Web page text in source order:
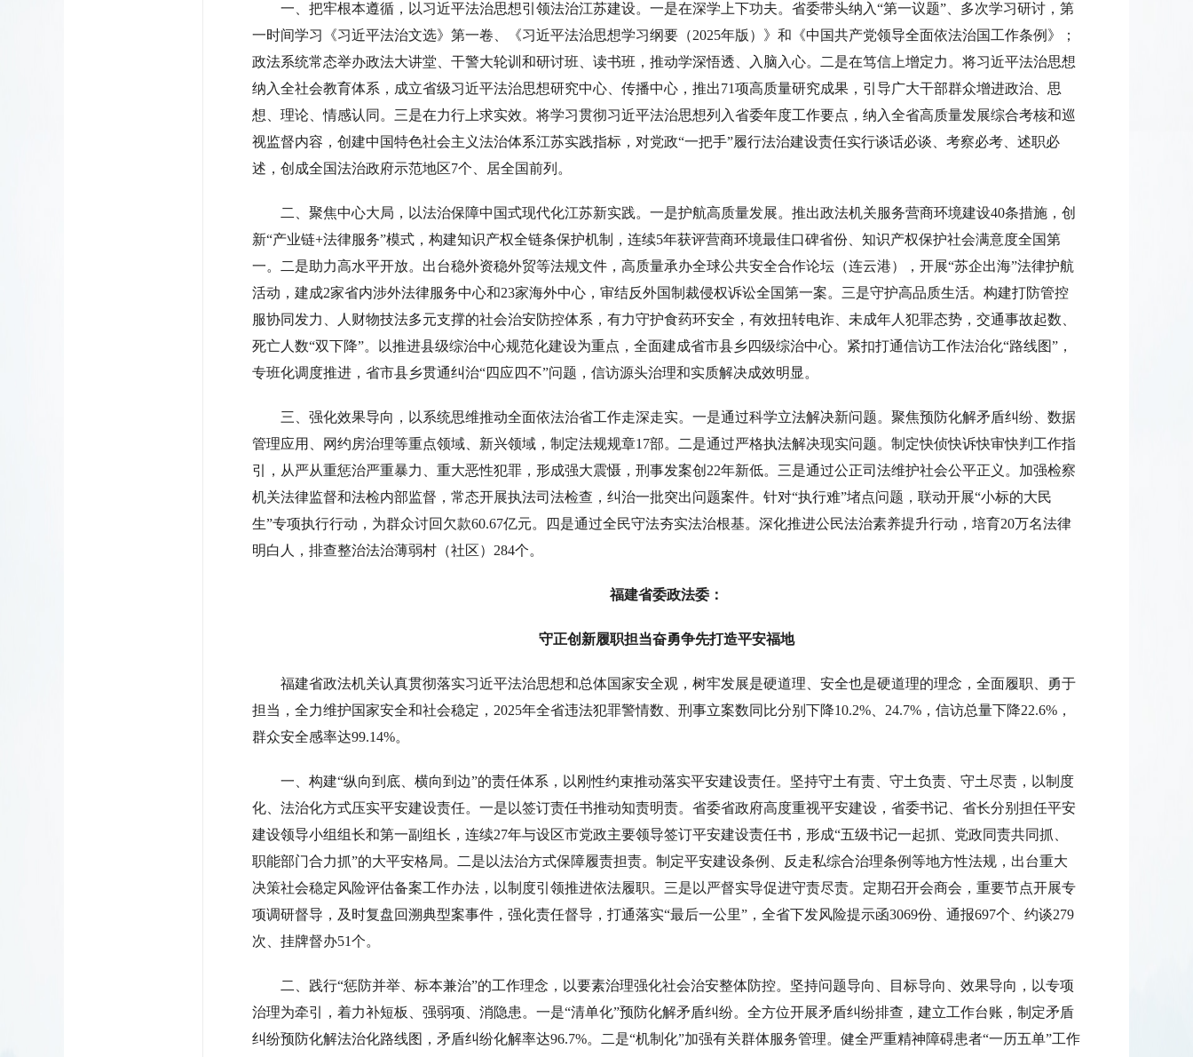
一、把牢根本遵循，以习近平法治思想引领法治江苏建设。一是在深学上下功夫。省委带头纳入“第一议题”、多次学习研讨，第
一时间学习《习近平法治文选》第一卷、《习近平法治思想学习纲要（2025年版）》和《中国共产党领导全面依法治国工作条例》；
政法系统常态举办政法大讲堂、干警大轮训和研讨班、读书班，推动学深悟透、入脑入心。二是在笃信上增定力。将习近平法治思想
纳入全社会教育体系，成立省级习近平法治思想研究中心、传播中心，推出71项高质量研究成果，引导广大干部群众增进政治、思
想、理论、情感认同。三是在力行上求实效。将学习贯彻习近平法治思想列入省委年度工作要点，纳入全省高质量发展综合考核和巡
视监督内容，创建中国特色社会主义法治体系江苏实践指标，对党政“一把手”履行法治建设责任实行谈话必谈、考察必考、述职必
述，创成全国法治政府示范地区7个、居全国前列。
二、聚焦中心大局，以法治保障中国式现代化江苏新实践。一是护航高质量发展。推出政法机关服务营商环境建设40条措施，创
新“产业链+法律服务”模式，构建知识产权全链条保护机制，连续5年获评营商环境最佳口碑省份、知识产权保护社会满意度全国第
一。二是助力高水平开放。出台稳外资稳外贸等法规文件，高质量承办全球公共安全合作论坛（连云港），开展“苏企出海”法律护航
活动，建成2家省内涉外法律服务中心和23家海外中心，审结反外国制裁侵权诉讼全国第一案。三是守护高品质生活。构建打防管控
服协同发力、人财物技法多元支撑的社会治安防控体系，有力守护食药环安全，有效扭转电诈、未成年人犯罪态势，交通事故起数、
死亡人数“双下降”。以推进县级综治中心规范化建设为重点，全面建成省市县乡四级综治中心。紧扣打通信访工作法治化“路线图”，
专班化调度推进，省市县乡贯通纠治“四应四不”问题，信访源头治理和实质解决成效明显。
三、强化效果导向，以系统思维推动全面依法治省工作走深走实。一是通过科学立法解决新问题。聚焦预防化解矛盾纠纷、数据
管理应用、网约房治理等重点领域、新兴领域，制定法规规章17部。二是通过严格执法解决现实问题。制定快侦快诉快审快判工作指
引，从严从重惩治严重暴力、重大恶性犯罪，形成强大震慑，刑事发案创22年新低。三是通过公正司法维护社会公平正义。加强检察
机关法律监督和法检内部监督，常态开展执法司法检查，纠治一批突出问题案件。针对“执行难”堵点问题，联动开展“小标的大民
生”专项执行行动，为群众讨回欠款60.67亿元。四是通过全民守法夯实法治根基。深化推进公民法治素养提升行动，培育20万名法律
明白人，排查整治法治薄弱村（社区）284个。
福建省委政法委：
守正创新履职担当奋勇争先打造平安福地
福建省政法机关认真贯彻落实习近平法治思想和总体国家安全观，树牢发展是硬道理、安全也是硬道理的理念，全面履职、勇于
担当，全力维护国家安全和社会稳定，2025年全省违法犯罪警情数、刑事立案数同比分别下降10.2%、24.7%，信访总量下降22.6%，
群众安全感率达99.14%。
一、构建“纵向到底、横向到边”的责任体系，以刚性约束推动落实平安建设责任。坚持守土有责、守土负责、守土尽责，以制度
化、法治化方式压实平安建设责任。一是以签订责任书推动知责明责。省委省政府高度重视平安建设，省委书记、省长分别担任平安
建设领导小组组长和第一副组长，连续27年与设区市党政主要领导签订平安建设责任书，形成“五级书记一起抓、党政同责共同抓、
职能部门合力抓”的大平安格局。二是以法治方式保障履责担责。制定平安建设条例、反走私综合治理条例等地方性法规，出台重大
决策社会稳定风险评估备案工作办法，以制度引领推进依法履职。三是以严督实导促进守责尽责。定期召开会商会，重要节点开展专
项调研督导，及时复盘回溯典型案事件，强化责任督导，打通落实“最后一公里”，全省下发风险提示函3069份、通报697个、约谈279
次、挂牌督办51个。
二、践行“惩防并举、标本兼治”的工作理念，以要素治理强化社会治安整体防控。坚持问题导向、目标导向、效果导向，以专项
治理为牵引，着力补短板、强弱项、消隐患。一是“清单化”预防化解矛盾纠纷。全方位开展矛盾纠纷排查，建立工作台账，制定矛盾
纠纷预防化解法治化路线图，矛盾纠纷化解率达96.7%。二是“机制化”加强有关群体服务管理。健全严重精神障碍患者“一历五单”工作